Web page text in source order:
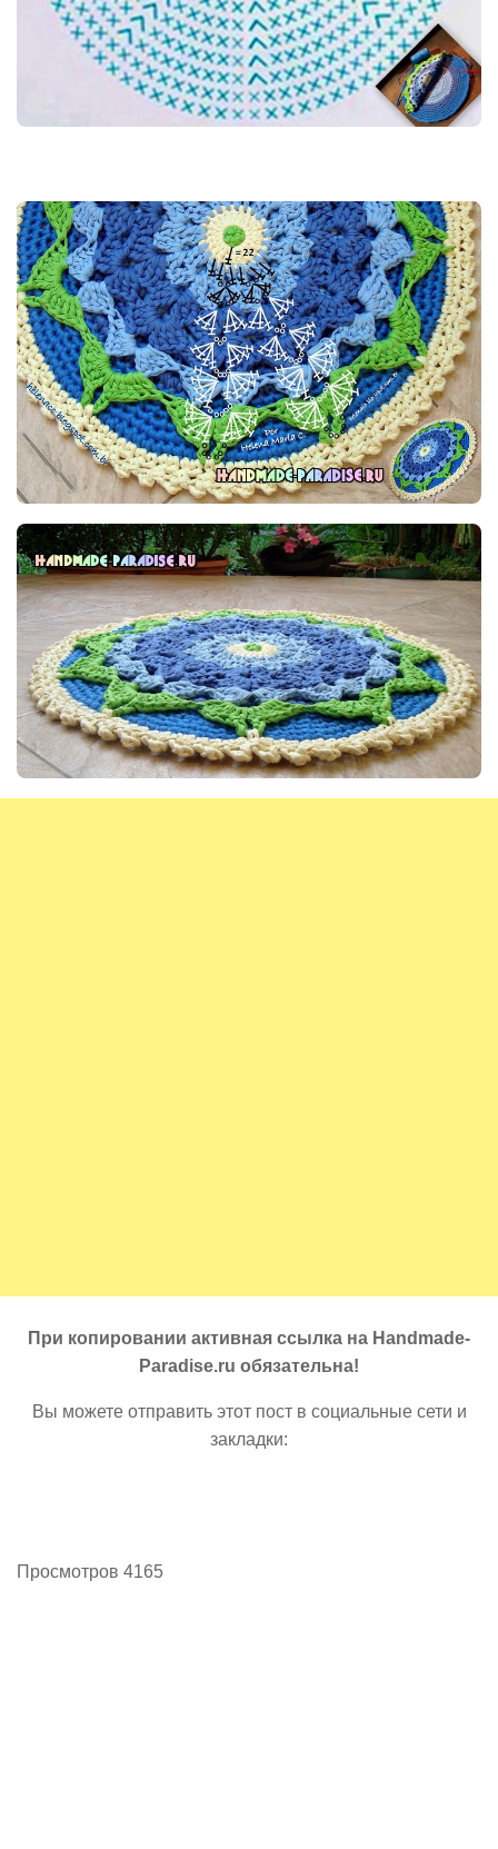
При копировании активная ссылка на Handmade-
Paradise.ru обязательна!
Вы можете отправить этот пост в социальные сети и
закладки:
Просмотров 4165